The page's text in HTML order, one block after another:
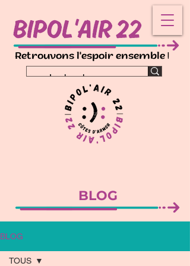
Retrouvons l'espoir ensemble !
BLOG
BLOG
TOUS